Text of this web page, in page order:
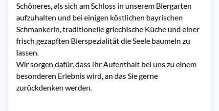
Schöneres, als sich am Schloss in unserem Biergarten
aufzuhalten und bei einigen köstlichen bayrischen
Schmankerln, traditionelle griechische Küche und einer
frisch gezapften Bierspezialität die Seele baumeln zu
lassen.
Wir sorgen dafür, dass Ihr Aufenthalt bei uns zu einem
besonderen Erlebnis wird, an das Sie gerne
zurückdenken werden.